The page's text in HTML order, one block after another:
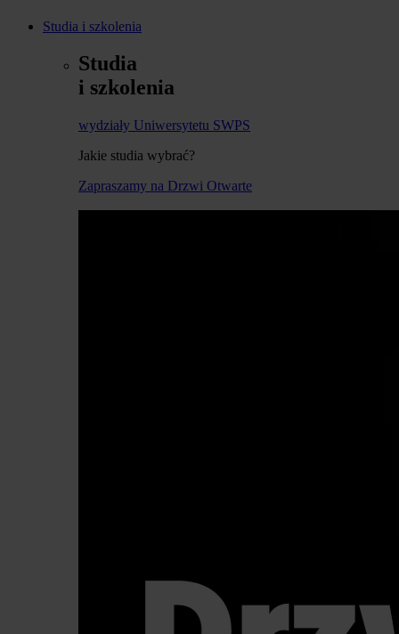
Studia i szkolenia
Studia
i szkolenia
wydziały Uniwersytetu SWPS
Jakie studia wybrać?
Zapraszamy na Drzwi Otwarte